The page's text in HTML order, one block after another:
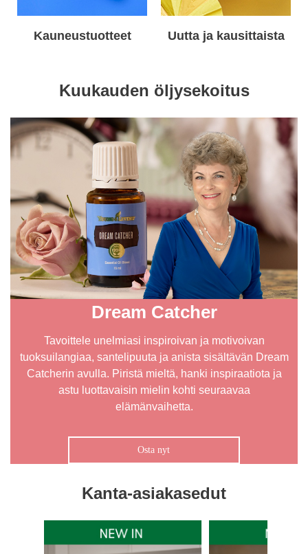
Kauneustuotteet Uutta ja kausittaista
Kuukauden öljysekoitus
Dream Catcher
Tavoittele unelmiasi inspiroivan ja motivoivan
tuoksuilangiaa, santelipuuta ja anista sisältävän Dream
Catcherin avulla. Piristä mieltä, hanki inspiraatiota ja
astu luottavaisin mielin kohti seuraavaa
elämänvaihetta.
Osta nyt
Kanta-asiakasedut